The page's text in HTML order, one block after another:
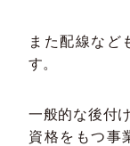
また配線など
す。
一般的な後付
資格をもつ事